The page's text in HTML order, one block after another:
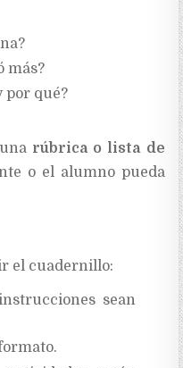
más?
por qué?
rúbrica o lista de
o el alumno pueda
el cuadernillo:
sean